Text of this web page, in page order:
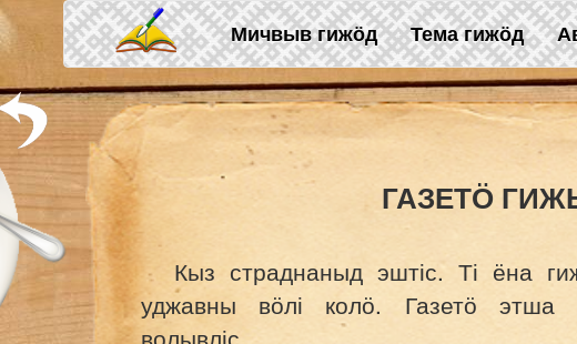
Skip to main content
Мичвыв гижӧд Тема гижӧд
ГАЗЕТӦ
Кыз страднаныд эштіс. Ті ёна
уджавны вӧлі колӧ. Газетӧ этша
волывліс.